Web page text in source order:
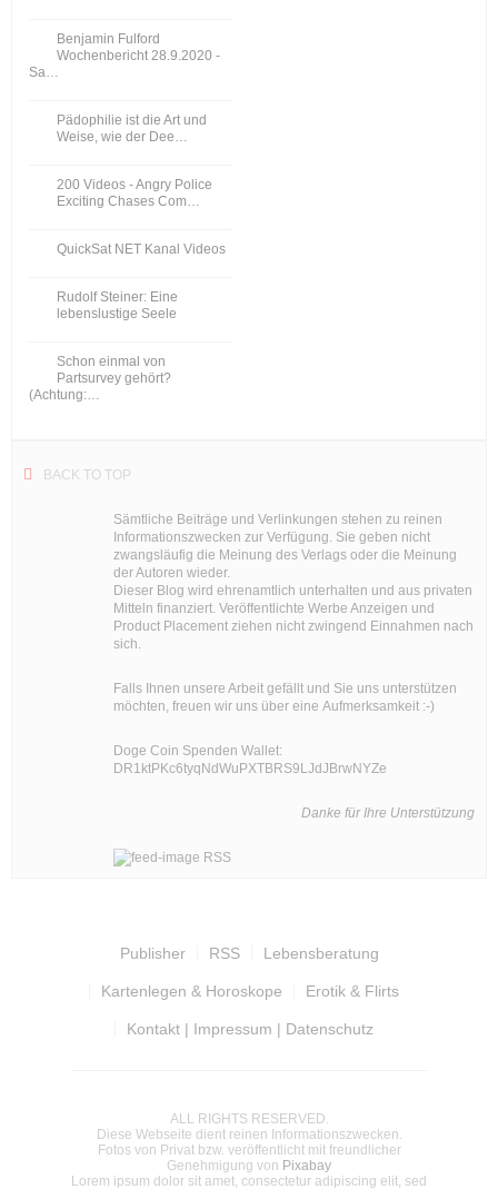
Benjamin Fulford
Wochenbericht 28.9.2020 -
Sa…
Pädophilie ist die Art und
Weise, wie der Dee…
200 Videos - Angry Police
Exciting Chases Com…
QuickSat NET Kanal Videos
Rudolf Steiner: Eine
lebenslustige Seele
Schon einmal von
Partsurvey gehört?
(Achtung:…
BACK TO TOP
Sämtliche Beiträge und Verlinkungen stehen zu reinen
Informationszwecken zur Verfügung. Sie geben nicht
zwangsläufig die Meinung des Verlags oder die Meinung
der Autoren wieder.
Dieser Blog wird ehrenamtlich unterhalten und aus privaten
Mitteln finanziert. Veröffentlichte Werbe Anzeigen und
Product Placement ziehen nicht zwingend Einnahmen nach
sich.
Falls Ihnen unsere Arbeit gefällt und Sie uns unterstützen
möchten, freuen wir uns über eine Aufmerksamkeit :-)
Doge Coin Spenden Wallet:
DR1ktPKc6tyqNdWuPXTBRS9LJdJBrwNYZe
Danke für Ihre Unterstützung
RSS
Publisher RSS Lebensberatung
Kartenlegen & Horoskope Erotik & Flirts
Kontakt | Impressum | Datenschutz
ALL RIGHTS RESERVED.
Diese Webseite dient reinen Informationszwecken.
Fotos von Privat bzw. veröffentlicht mit freundlicher
Genehmigung von Pixabay
Lorem ipsum dolor sit amet, consectetur adipiscing elit, sed